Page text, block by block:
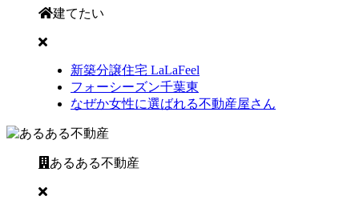
建てたい
新築分譲住宅 LaLaFeel
フォーシーズン千葉東
なぜか女性に選ばれる不動産屋さん
あるある不動産